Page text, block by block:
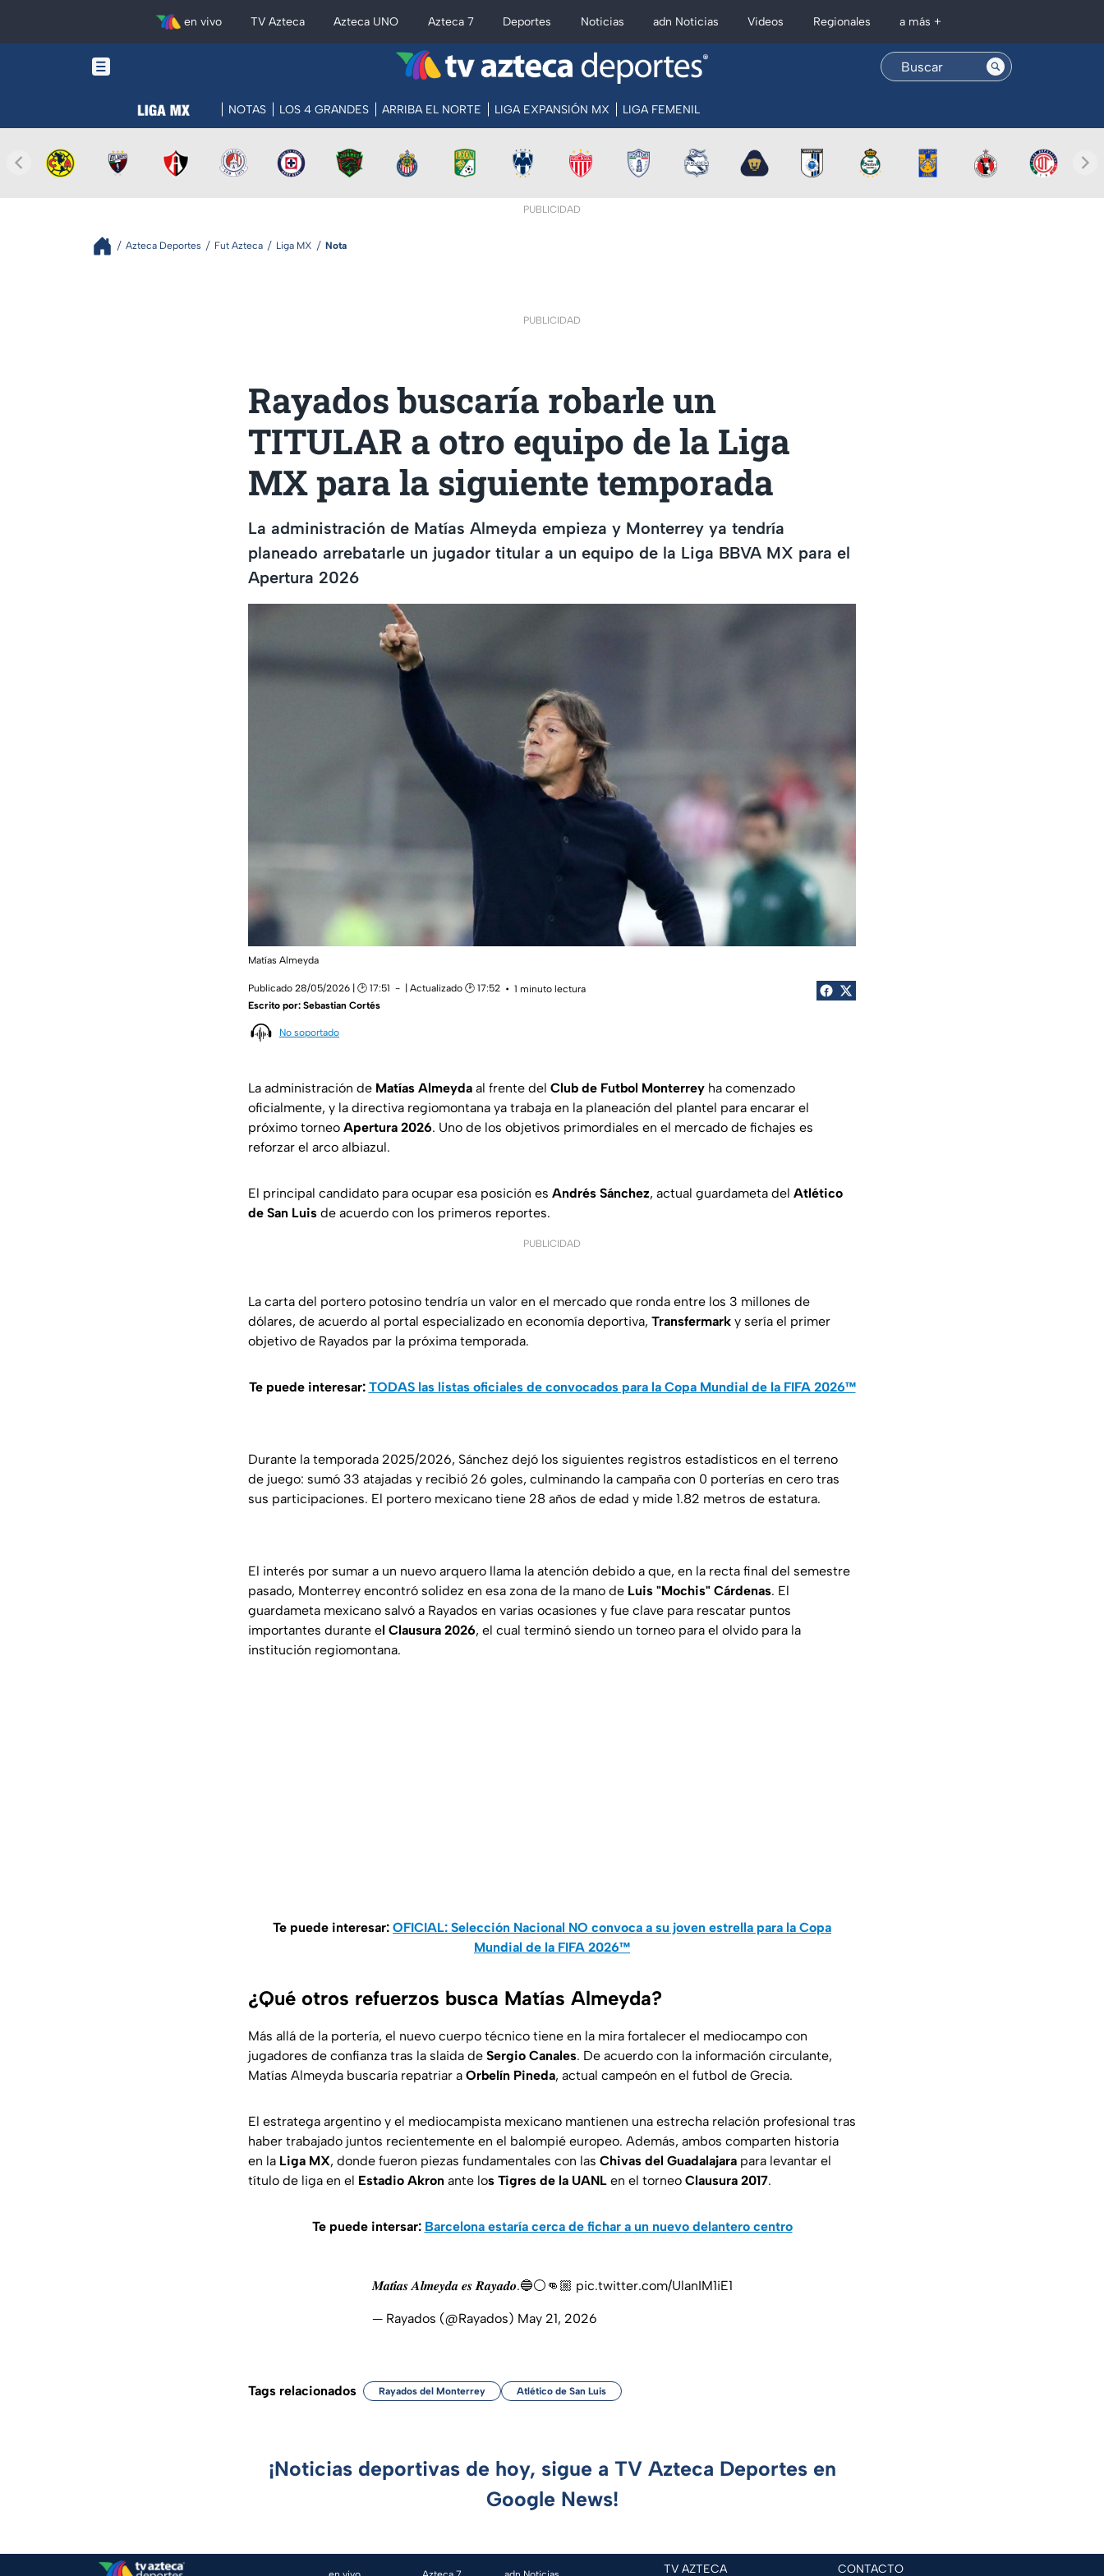
en vivo TV Azteca Azteca UNO Azteca 7 Deportes Noticias adn Noticias Videos Regionales a más +
NOTAS LOS 4 GRANDES ARRIBA EL NORTE LIGA EXPANSIÓN MX LIGA FEMENIL
PUBLICIDAD
Azteca Deportes Fut Azteca Liga MX Nota
PUBLICIDAD
Rayados buscaría robarle un
TITULAR a otro equipo de la Liga
MX para la siguiente temporada
La administración de Matías Almeyda empieza y Monterrey ya tendría
planeado arrebatarle un jugador titular a un equipo de la Liga BBVA MX para el
Apertura 2026
Matías Almeyda
Publicado 28/05/2026 | 🕑 17:51 | Actualizado 🕑 17:52
1 minuto lectura
Escrito por: Sebastian Cortés
No soportado
La administración de Matías Almeyda al frente del Club de Futbol Monterrey ha comenzado
oficialmente, y la directiva regiomontana ya trabaja en la planeación del plantel para encarar el
próximo torneo Apertura 2026. Uno de los objetivos primordiales en el mercado de fichajes es
reforzar el arco albiazul.
El principal candidato para ocupar esa posición es Andrés Sánchez, actual guardameta del Atlético
de San Luis de acuerdo con los primeros reportes.
PUBLICIDAD
La carta del portero potosino tendría un valor en el mercado que ronda entre los 3 millones de
dólares, de acuerdo al portal especializado en economía deportiva, Transfermark y sería el primer
objetivo de Rayados par la próxima temporada.
Te puede interesar: TODAS las listas oficiales de convocados para la Copa Mundial de la FIFA 2026™
Durante la temporada 2025/2026, Sánchez dejó los siguientes registros estadísticos en el terreno
de juego: sumó 33 atajadas y recibió 26 goles, culminando la campaña con 0 porterías en cero tras
sus participaciones. El portero mexicano tiene 28 años de edad y mide 1.82 metros de estatura.
El interés por sumar a un nuevo arquero llama la atención debido a que, en la recta final del semestre
pasado, Monterrey encontró solidez en esa zona de la mano de Luis "Mochis" Cárdenas. El
guardameta mexicano salvó a Rayados en varias ocasiones y fue clave para rescatar puntos
importantes durante el Clausura 2026, el cual terminó siendo un torneo para el olvido para la
institución regiomontana.
Te puede interesar: OFICIAL: Selección Nacional NO convoca a su joven estrella para la Copa
Mundial de la FIFA 2026™
¿Qué otros refuerzos busca Matías Almeyda?
Más allá de la portería, el nuevo cuerpo técnico tiene en la mira fortalecer el mediocampo con
jugadores de confianza tras la slaida de Sergio Canales. De acuerdo con la información circulante,
Matías Almeyda buscaría repatriar a Orbelín Pineda, actual campeón en el futbol de Grecia.
El estratega argentino y el mediocampista mexicano mantienen una estrecha relación profesional tras
haber trabajado juntos recientemente en el balompié europeo. Además, ambos comparten historia
en la Liga MX, donde fueron piezas fundamentales con las Chivas del Guadalajara para levantar el
título de liga en el Estadio Akron ante los Tigres de la UANL en el torneo Clausura 2017.
Te puede intersar: Barcelona estaría cerca de fichar a un nuevo delantero centro
𝑴𝒂𝒕𝒊́𝒂𝒔 𝑨𝒍𝒎𝒆𝒚𝒅𝒂 𝒆𝒔 𝑹𝒂𝒚𝒂𝒅𝒐.🔵⚪👊🏼 pic.twitter.com/UlanIM1iE1
— Rayados (@Rayados) May 21, 2026
Tags relacionados Rayados del Monterrey Atlético de San Luis
¡Noticias deportivas de hoy, sigue a TV Azteca Deportes en
Google News!
TV AZTECA CONTACTO